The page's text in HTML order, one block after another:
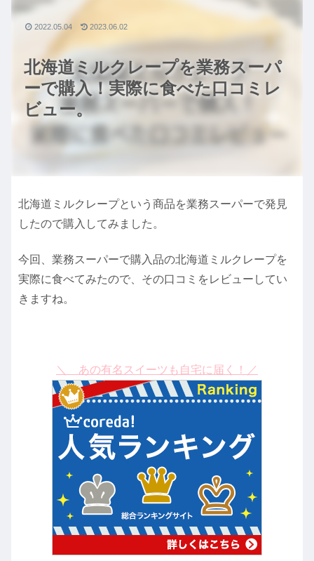
北海道ミルクレープを業務スーパ
ーで購入！実際に食べた口コミレ
ビュー。
2022.05.04 2023.06.02
北海道ミルクレープという商品を業務スーパーで発見
したので購入してみました。
今回、業務スーパーで購入品の北海道ミルクレープを
実際に食べてみたので、その口コミをレビューしてい
きますね。
＼ あの有名スイーツも自宅に届く！／